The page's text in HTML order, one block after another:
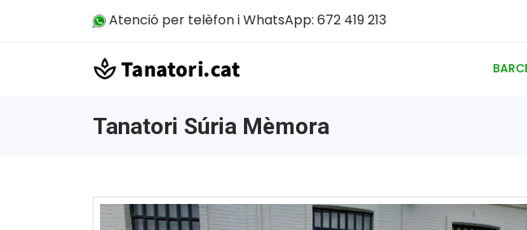
Atenció per telèfon i WhatsApp: 672 419 213
Tanatori Súria Mèmora